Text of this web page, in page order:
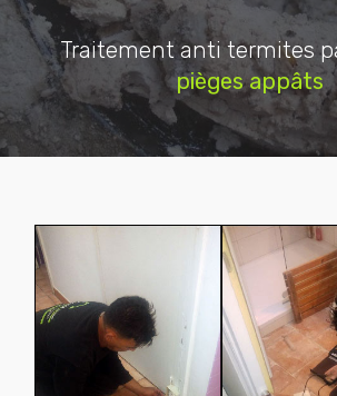
Traitement anti termites
pièges appâts